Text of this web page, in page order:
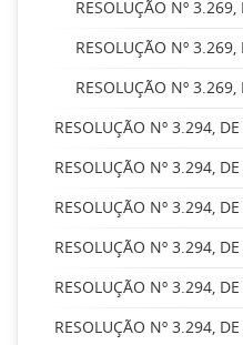
RESOLUÇÃO Nº
RESOLUÇÃO Nº
RESOLUÇÃO Nº
RESOLUÇÃO Nº 3.294,
RESOLUÇÃO Nº 3.294,
RESOLUÇÃO Nº 3.294,
RESOLUÇÃO Nº 3.294,
RESOLUÇÃO Nº 3.294,
RESOLUÇÃO Nº 3.294,